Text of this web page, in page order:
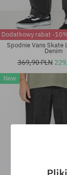
Dostępne rozmiary:
M; L; XL
Dodatkowy rabat -
Spodnie Vans Skate
Denim
369,90 PLN
New